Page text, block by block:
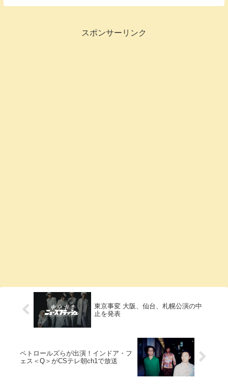
スポンサーリンク
東京事変 大阪、仙台、札幌公演の中
止を発表
ペトロールズらが出演！インドア・フ
ェス＜Q＞がCSテレ朝ch1で放送